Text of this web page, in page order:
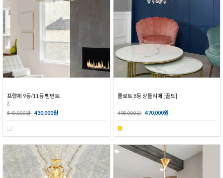
프란체 9등/11등 펜던트
ȭ
540,000원 430,000원
플로트 8등 샹들리에 [골드]
498,000원 470,000원